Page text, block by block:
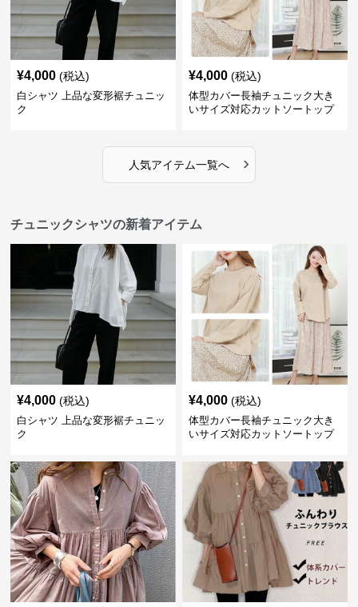
¥4,000 (税込)
白シャツ 上品な変形裾チュニッ
ク
¥4,000 (税込)
体型カバー長袖チュニック大き
いサイズ対応カットソートップ
人気アイテム一覧へ ›
チュニックシャツの新着アイテム
¥4,000 (税込)
白シャツ 上品な変形裾チュニッ
ク
¥4,000 (税込)
体型カバー長袖チュニック大き
いサイズ対応カットソートップ